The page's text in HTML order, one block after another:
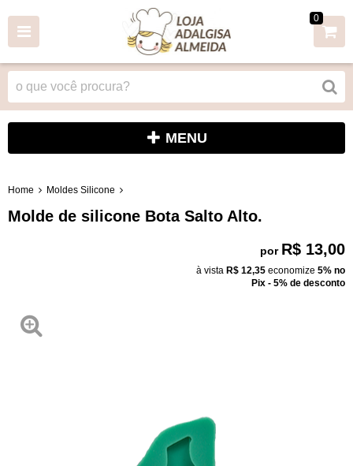
0
MENU
Home Moldes Silicone
Molde de silicone Bota Salto Alto.
por R$ 13,00
à vista R$ 12,35 economize 5% no
Pix - 5% de desconto